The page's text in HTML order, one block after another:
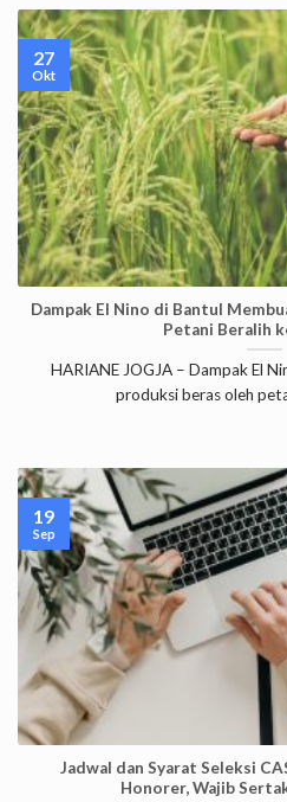
Dampak El Nino di Bantul
Petani Beralih
HARIANE JOGJA – Dampak El
produksi beras oleh
27
Okt
Jadwal dan Syarat Seleksi
Honorer, Wajib
19
Sep